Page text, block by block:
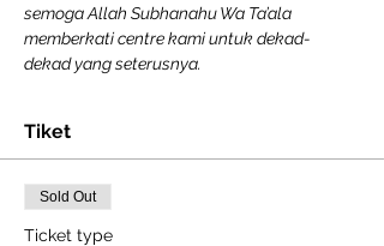
semoga Allah Subhanahu Wa Ta’ala
memberkati centre kami untuk dekad-
dekad yang seterusnya.
Tiket
Sold Out
Ticket type